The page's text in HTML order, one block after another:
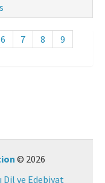
6 7 8
9
© 2026
Dil ve Edebiyat